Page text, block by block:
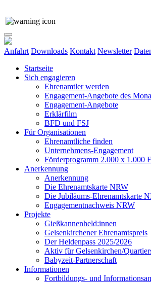
Anfahrt Downloads Kontakt Newsletter
Startseite
Sich engagieren
Ehrenamtler werden
Engagement-Angebote des
Engagement-Angebote
Erklärfilm
BFD und FSJ
Für Organisationen
Ehrenamtliche finden
Unternehmens-Engagement
Förderprogramm 2.000 x 1.000
Anerkennung
Anerkennung
Die Ehrenamtskarte NRW
Die Jubiläums-Ehrenamtskarte
Engagementnachweis NRW
Projekte
Gießkannenheld:innen
Gelsenkirchener Ehrenamtspreis
Der Heldenpass 2025/2026
Aktiv für Gelsenkirchen/
Babyzeit-Partnerschaft
Informationen
Fortbildungs- und